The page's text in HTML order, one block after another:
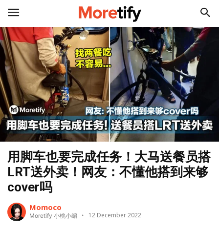
用脚车也要完成任务！大马送餐员搭
LRT送外卖！网友：不懂他搭到来够
cover吗
Momoco
Moretify 小桃小编 12 December 2022